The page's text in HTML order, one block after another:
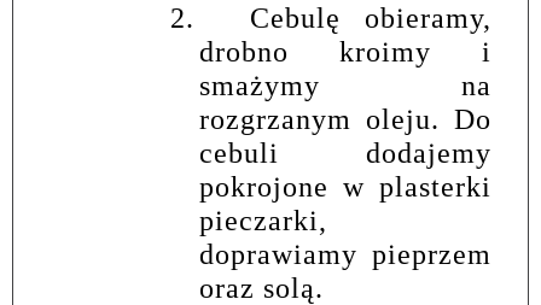
2.
Cebulę obieramy,
drobno kroimy i
smażymy na
rozgrzanym oleju. Do
cebuli dodajemy
pokrojone w plasterki
pieczarki,
doprawiamy pieprzem
oraz solą.